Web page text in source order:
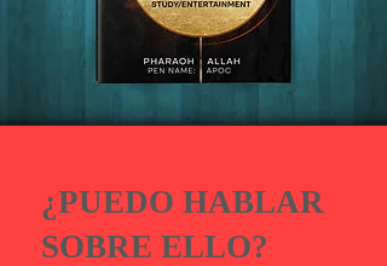
¿PUEDO HABLAR
SOBRE ELLO?